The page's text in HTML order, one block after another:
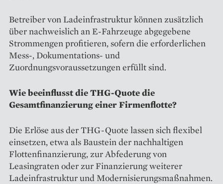
Betreiber von Ladeinfrastruktur können zusätzlich
über nachweislich an E-Fahrzeuge abgegebene
Strommengen profitieren, sofern die erforderlichen
Mess-, Dokumentations- und
Zuordnungsvoraussetzungen erfüllt sind.
Wie beeinflusst die THG-Quote die
Gesamtfinanzierung einer Firmenflotte?
Die Erlöse aus der THG-Quote lassen sich flexibel
einsetzen, etwa als Baustein der nachhaltigen
Flottenfinanzierung, zur Abfederung von
Leasingraten oder zur Finanzierung weiterer
Ladeinfrastruktur und Modernisierungsmaßnahmen.